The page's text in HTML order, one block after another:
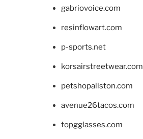
gabriovoice.com
resinflowart.com
p-sports.net
korsairstreetwear.com
petshopallston.com
avenue26tacos.com
topgglasses.com